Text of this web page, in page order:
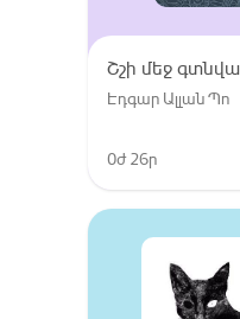
Շշի մեջ
Էդգար Ալլան Պո
0ժ 26ր